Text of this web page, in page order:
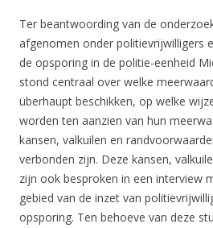
Ter beantwoording van de
afgenomen onder politievrijwilligers
de opsporing in de politie-eenheid
stond centraal over welke
überhaupt beschikken, op welke
worden ten aanzien van hun
kansen, valkuilen en
verbonden zijn. Deze kansen,
zijn ook besproken in een interview
gebied van de inzet van
opsporing. Ten behoeve van deze